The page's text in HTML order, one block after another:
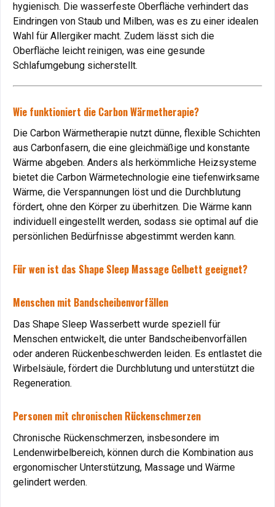
Während der Schwangerschaft sorgt das Gelbett für eine
komfortable Lagerung des Rückens und entlastet den
wachsenden Bauch.
Vorteil: Erholsamer Schlaf trotz körperlicher
Veränderungen.
und lindert Verspannungen durch seine Wärme- und
Massagefunktion.
Vorteil : Förderung der Heilung und Entspannung.
Hygiene und Allergien: Ideal für empfindliche
Personen
Ein Gelbett ist besonders hygienisch, da es leicht zu
aufnimmt. Es ist ideal für Menschen mit Allergien oder
Vorteil: Saubere Schlafumgebung für bessere
Warum das Shape Sleep Massage Gel-Wasserbett bei
GELBETT-DIREKT.DE testen?
DasShape Sleep Massage Gel-Wasserbett mit
zahlreiche gesundheitliche Vorteile. Mit dem
Ruhe ausprobieren.
Flexible Rückgabeoption: Wenn Sie nicht zufrieden sind,
zahlen Sie lediglich eine Nutzungsgebühr von € 300.
Individuelle Anpassung
hygienisch. Die wasserfeste Oberfläche verhindert das
Eindringen von Staub und Milben, was es zu einer idealen
Wahl für Allergiker macht. Zudem lässt sich die
Oberfläche leicht reinigen, was eine gesunde
Schlafumgebung sicherstellt.
Wie funktioniert die Carbon Wärmetherapie?
Die Carbon Wärmetherapie nutzt dünne, flexible Schichten
aus Carbonfasern, die eine gleichmäßige und konstante
Wärme abgeben. Anders als herkömmliche Heizsysteme
bietet die Carbon Wärmetechnologie eine tiefenwirksame
Wärme, die Verspannungen löst und die Durchblutung
fördert, ohne den Körper zu überhitzen. Die Wärme kann
individuell eingestellt werden, sodass sie optimal auf die
persönlichen Bedürfnisse abgestimmt werden kann.
Für wen ist das Shape Sleep Massage Gelbett geeignet?
Menschen mit Bandscheibenvorfällen
Das Shape Sleep Wasserbett wurde speziell für
Menschen entwickelt, die unter Bandscheibenvorfällen
oder anderen Rückenbeschwerden leiden. Es entlastet die
Wirbelsäule, fördert die Durchblutung und unterstützt die
Regeneration.
Personen mit chronischen Rückenschmerzen
Chronische Rückenschmerzen, insbesondere im
Lendenwirbelbereich, können durch die Kombination aus
ergonomischer Unterstützung, Massage und Wärme
gelindert werden.